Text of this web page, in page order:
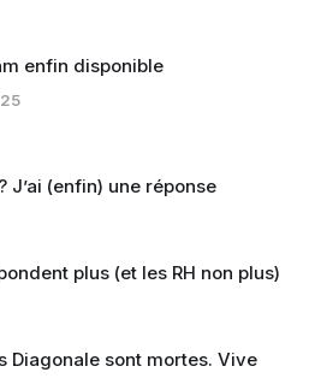
enfin disponible
(enfin) une réponse
plus (et les RH non plus)
Diagonale sont mortes. Vive